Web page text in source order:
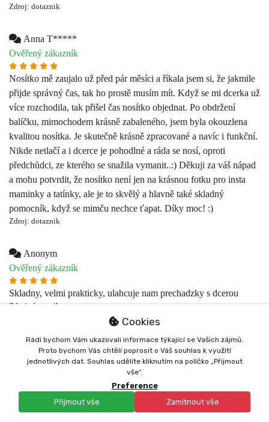
přijde správný čas, tak ho prostě musím mít. Když se mi dcerka už
balíčku, mimochodem krásně zabaleného, jsem byla okouzlena
kvalitou nosítka. Je skutečně krásně zpracované a navíc i funkční.
Nikde netlačí a i dcerce je pohodlné a ráda se nosí, oproti
předchůdci, ze kterého se snažila vymanit..:) Děkuji za váš nápad
a mohu potvrdit, že nosítko není jen na krásnou fotku pro insta
maminky a tatínky, ale je to skvělý a hlavně také skladný
pomocník, když se mimču nechce ťapat. Díky moc! :)
Zdroj: dotaznik
Anonym
Ověřený zákazník
Skladny, velmi prakticky, ulahcuje nam prechadzky s dcerou
Zdroj: dotaznik
Anonym
Ověřený zákazník
S nositkem jsem velice spokojena - snadna manipulace, hezky
Karolina V***
Ověřený zákazník
Nosítko je bezvadné, konečně mohu syna nosit do schodů bez
Cookies
Rádi bychom Vám ukazovali informace týkající se Vašich zájmů.
Proto bychom Vás chtěli poprosit o Váš souhlas k využití
jednotlivých dat. Souhlas udělíte kliknutím na políčko „Přijmout
vše“.
Přijmout vše Zamítnout vše
Preference